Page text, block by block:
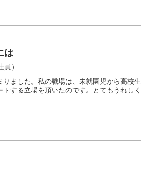
は
員）
ました。私の職場は、未就園児から高校
する立場を頂いたのです。とてもうれし